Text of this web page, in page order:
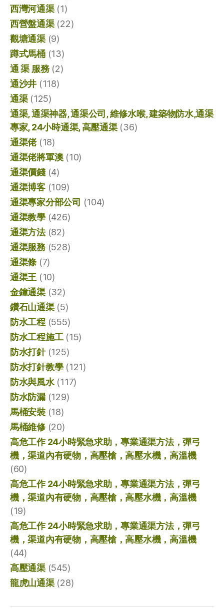
西灣河通渠(1)
西營盤通渠(22)
觀塘通渠(9)
蹲式馬桶(13)
通 渠 服務(2)
通沙井 (118)
通渠(125)
通渠, 通渠神器, 通渠公司, 維修水喉, 建築物防水,通渠
專家, 24小時通渠, 高壓通渠(36)
通渠佬(18)
通渠佬將軍澳(10)
通渠價錢(4)
通渠博客(109)
通渠專家分部公司 (104)
通渠教學(426)
通渠方法(82)
通渠服務(528)
通渠條 (7)
通渠王 (10)
金鐘通渠(32)
鑽石山通渠(5)
防水工程(555)
防水工程施工(15)
防水打針(125)
防水打針教學(121)
防水與風水(117)
防水防漏(129)
馬桶安裝(18)
馬桶維修(20)
高危工作 24小時緊急求助，專業通渠方法，彈弓
機，渠道內有硬物，高壓槍，高壓水機，高溫機
(60)
高危工作 24小時緊急求助，專業通渠方法，彈弓
機，渠道內有硬物，高壓槍，高壓水機，高溫機
(19)
高危工作 24小時緊急求助，專業通渠方法，彈弓
機，渠道內有硬物，高壓槍，高壓水機，高溫機
(44)
高壓通渠(545)
龍虎山通渠(28)